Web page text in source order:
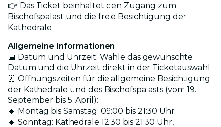
👉 Das Ticket beinhaltet den Zugang zum
Bischofspalast und die freie Besichtigung der
Kathedrale
Allgemeine Informationen
📅 Datum und Uhrzeit: Wähle das gewünschte
Datum und die Uhrzeit direkt in der Ticketauswahl
⏰ Öffnungszeiten für die allgemeine Besichtigung
der Kathedrale und des Bischofspalasts (vom 19.
September bis 5. April):
🔸 Montag bis Samstag: 09:00 bis 21:30 Uhr
🔸 Sonntag: Kathedrale 12:30 bis 21:30 Uhr,